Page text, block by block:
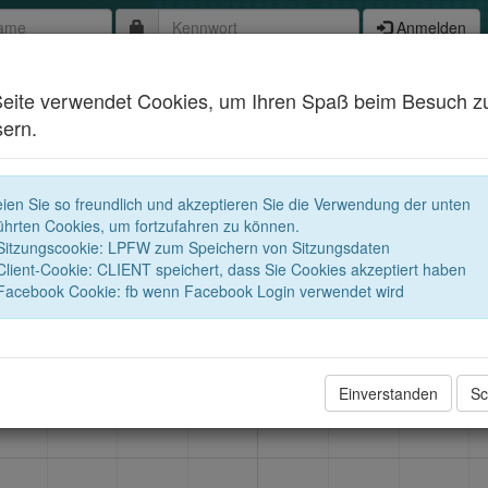
Anmelden
Visual Stat
arrow_right
Fuß (3000m): 2
verwendet Cookies, um Ihren Spaß beim Besuch
Sie so freundlich und akzeptieren Sie die Verwendung der unten
Cookies, um fortzufahren zu können.
LPFW zum Speichern von Sitzungsdaten
Cookie: CLIENT speichert, dass Sie Cookies akzeptiert haben
Cookie: fb wenn Facebook Login verwendet wird
Einverstanden